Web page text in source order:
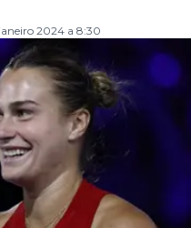
2024 a 8:30